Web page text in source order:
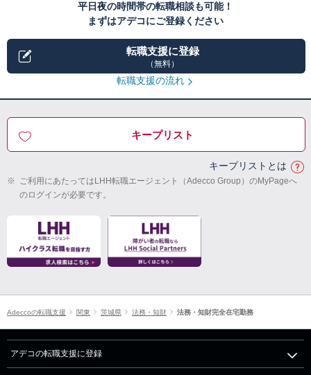
平日夜の時間帯の転職相談も可能！
まずはアデコにご登録ください
転職支援に登録
（無料）
転職支援の流れ
キープリスト
キープリストとは
※ ご利用にあたってはLHH転職エージェント（Adecco Group）のMyPageへ
のログインが必要です。
Adeccoの転職支援 関東 茨城県 法務・知財 法務・知財完全在宅勤務
アデコの転職支援に登録